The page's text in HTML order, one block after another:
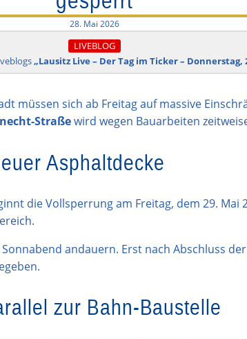
28. Mai 2026
LIVEBLOG
„Lausitz Live – Der Tag im Ticker – Donnerstag,
müssen sich ab Freitag auf massive
Straßewird wegen Bauarbeiten
Asphaltdecke
die Vollsperrung am Freitag, dem 29. Mai
andauern. Erst nach Abschluss
zur Bahn-Baustelle